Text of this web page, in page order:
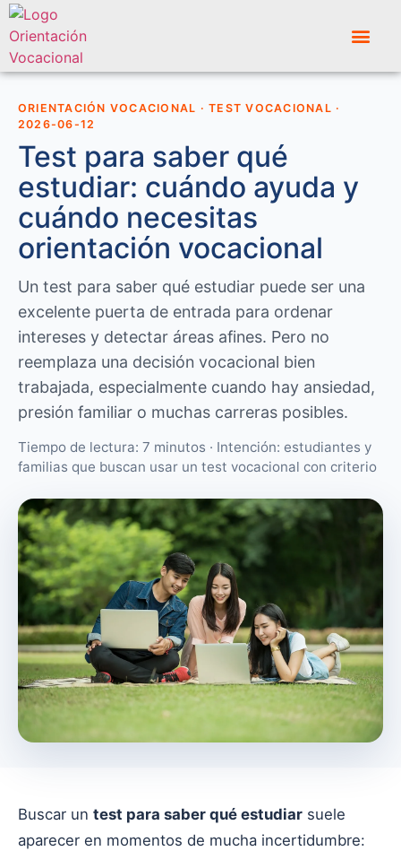
ORIENTACIÓN VOCACIONAL · TEST VOCACIONAL ·
2026-06-12
Test para saber qué
estudiar: cuándo ayuda y
cuándo necesitas
orientación vocacional
Un test para saber qué estudiar puede ser una
excelente puerta de entrada para ordenar
intereses y detectar áreas afines. Pero no
reemplaza una decisión vocacional bien
trabajada, especialmente cuando hay ansiedad,
presión familiar o muchas carreras posibles.
Tiempo de lectura: 7 minutos · Intención: estudiantes y
familias que buscan usar un test vocacional con criterio
Buscar un test para saber qué estudiar suele
aparecer en momentos de mucha incertidumbre: